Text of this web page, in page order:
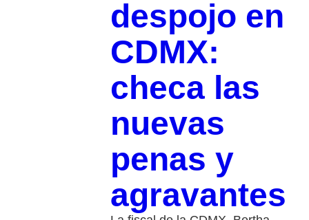
despojo en
CDMX:
checa las
nuevas
penas y
agravantes